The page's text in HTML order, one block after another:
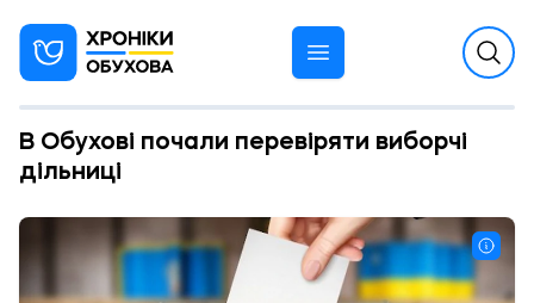
В Обухові почали перевіряти виборчі
дільниці